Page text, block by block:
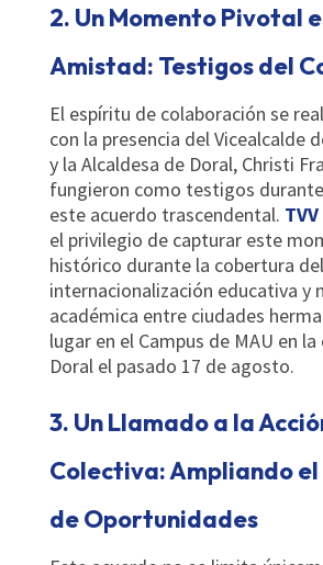
2. Un Momento Pivotal
Amistad: Testigos del
El espíritu de colaboración se
con la presencia del Vicealcalde
y la Alcaldesa de Doral, Christi
fungieron como testigos
este acuerdo trascendental.
el privilegio de capturar este
histórico durante la cobertura
internacionalización educativa y
académica entre ciudades
lugar en el Campus de MAU en
Doral el pasado 17 de agosto.
3. Un Llamado a la
Colectiva: Ampliando
de Oportunidades